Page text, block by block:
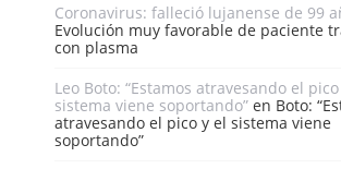
Coronavirus: falleció lujanense de 99
Evolución muy favorable de paciente
con plasma
Leo Boto: “Estamos atravesando el
sistema viene soportando” en Boto:
atravesando el pico y el sistema viene
soportando”